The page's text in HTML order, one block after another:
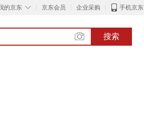
◇
的京东 京东会员 企业采购 手机京东
搜索